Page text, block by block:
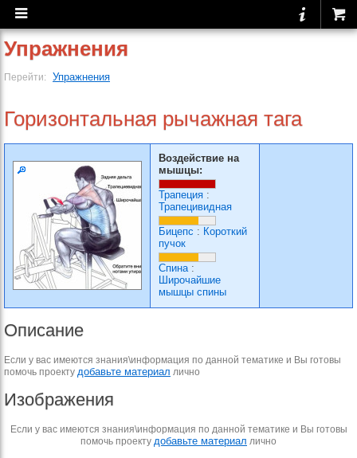
Упражнения
Перейти: Упражнения
Горизонтальная рычажная тага
Воздействие на
мышцы:
Трапеция :
Трапецивидная
Бицепс : Короткий
пучок
Спина:
Широчайшие
мышцы спины
Описание
Если у вас имеются знания\информация по данной тематике и Вы готовы
помочь проекту добавьте материал лично
Изображения
Если у вас имеются знания\информация по данной тематике и Вы готовы
помочь проекту добавьте материал лично